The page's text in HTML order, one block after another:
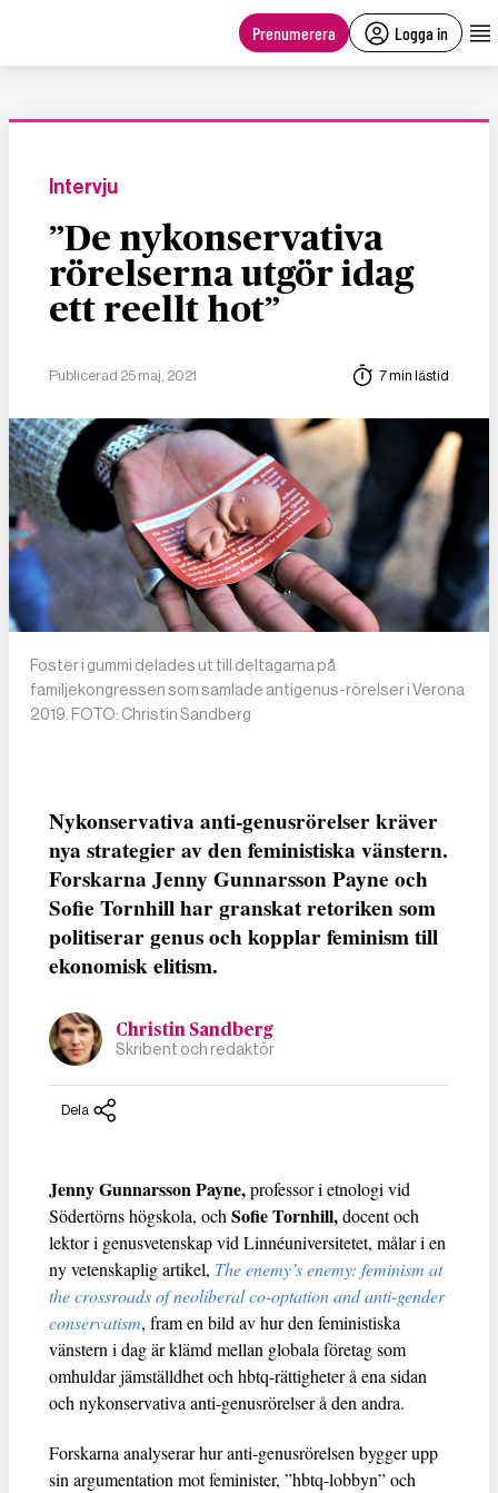
Prenumerera Logga in
Intervju
”De nykonservativa
rörelserna utgör idag
ett reellt hot”
Publicerad 25 maj, 2021 7 min lästid
Foster i gummi delades ut till deltagarna på
familjekongressen som samlade antigenus-rörelser i Verona
2019. FOTO: Christin Sandberg
Nykonservativa anti-genusrörelser kräver
nya strategier av den feministiska vänstern.
Forskarna Jenny Gunnarsson Payne och
Sofie Tornhill har granskat retoriken som
politiserar genus och kopplar feminism till
ekonomisk elitism.
Christin Sandberg
Skribent och redaktör
Dela
Jenny Gunnarsson Payne,professor i etnologi vid
Södertörns högskola, ochSofie Tornhill,docent och
lektor i genusvetenskap vid Linnéuniversitetet, målar i en
ny vetenskaplig artikel, The enemy’s enemy: feminism at
the crossroads of neoliberal co-optation and anti-gender
conservatism, fram en bild av hur den feministiska
vänstern i dag är klämd mellan globala företag som
omhuldar jämställdhet och hbtq-rättigheter å ena sidan
och nykonservativa anti-genusrörelser å den andra.
Forskarna analyserar hur anti-genusrörelsen bygger upp
sin argumentation mot feminister, ”hbtq-lobbyn” och